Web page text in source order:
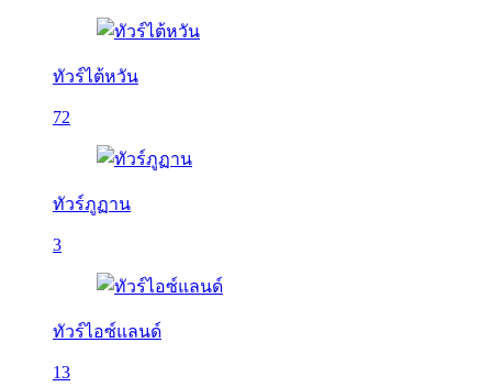
ทัวร์ไต้หวัน
72
ทัวร์ภูฏาน
3
ทัวร์ไอซ์แลนด์
13